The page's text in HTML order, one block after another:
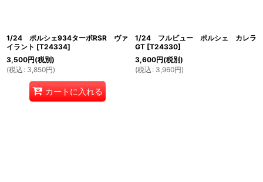
1/24 ポルシェ934ターボRSR ヴァ
イラント [T24334]
3,500円(税別)
(税込 : 3,850円)
カートに入れる
1/24 フルビュー ポルシェ カレラ
GT [T24330]
3,600円(税別)
(税込 : 3,960円)